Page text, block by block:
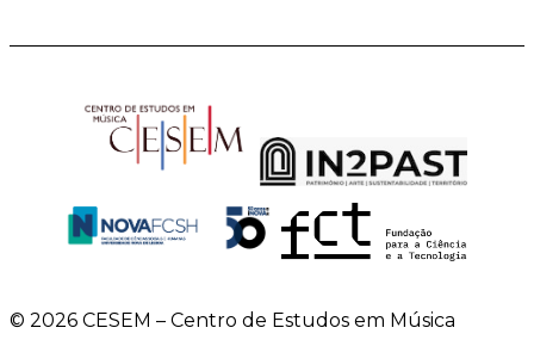
© 2026 CESEM – Centro de Estudos em Música